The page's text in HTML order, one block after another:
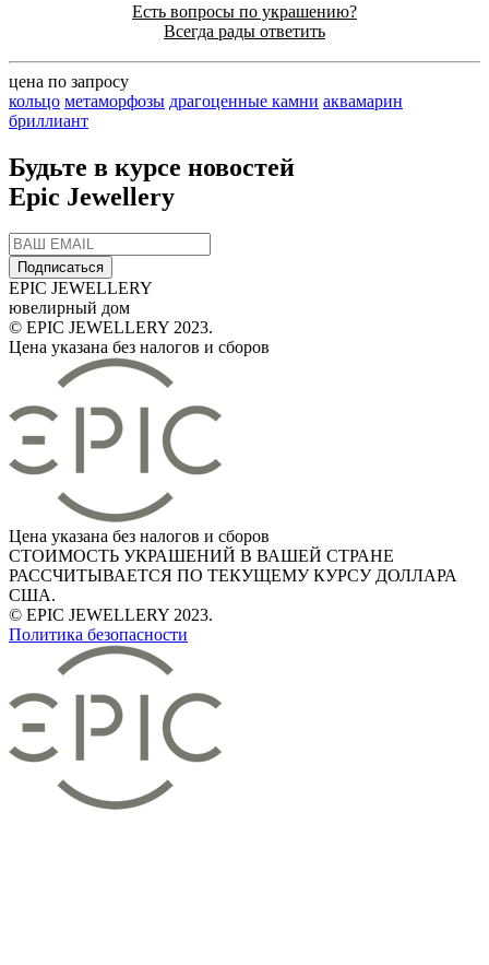
Есть вопросы по украшению?
Всегда рады ответить
цена по запросу
кольцо метаморфозы драгоценные камни аквамарин
бриллиант
Будьте в курсе новостей
Epic Jewellery
Подписаться
EPIC JEWELLERY
ювелирный дом
© EPIC JEWELLERY 2023.
Цена указана без налогов и сборов
Цена указана без налогов и сборов
СТОИМОСТЬ УКРАШЕНИЙ В ВАШЕЙ СТРАНЕ
РАССЧИТЫВАЕТСЯ ПО ТЕКУЩЕМУ КУРСУ ДОЛЛАРА
США.
© EPIC JEWELLERY 2023.
Политика безопасности